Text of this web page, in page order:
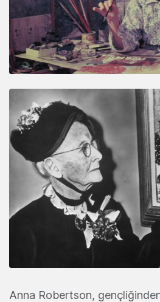
Anna Robertson,